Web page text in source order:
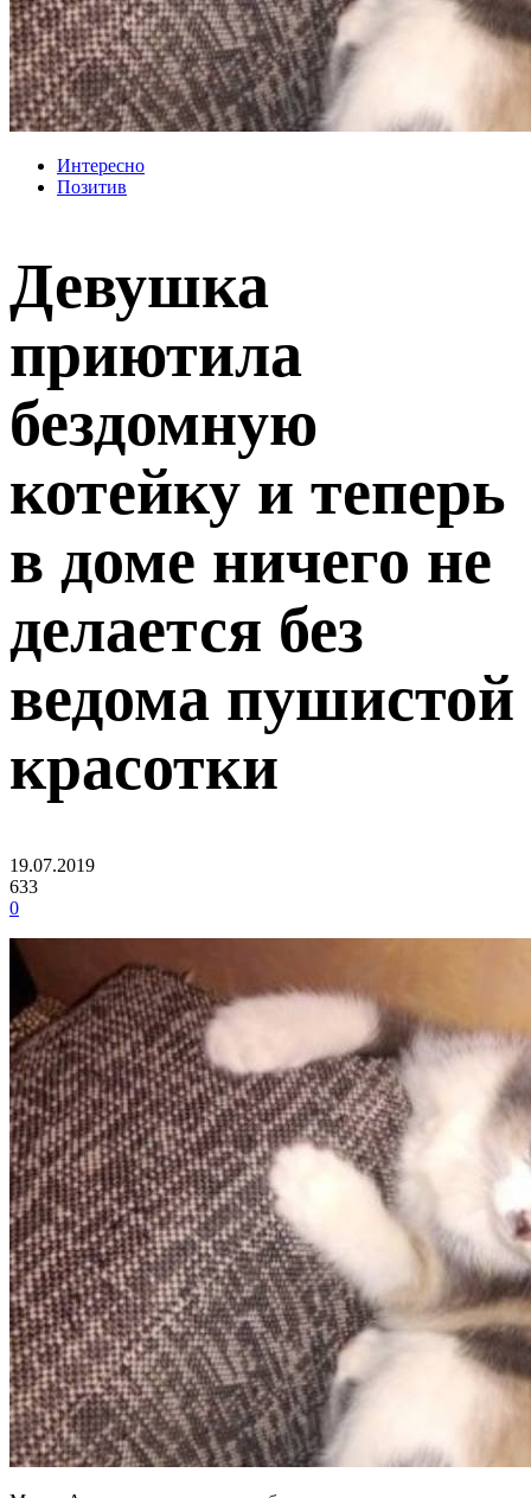
Интересно
Позитив
Девушка
приютила
бездомную
котейку и теперь
в доме ничего не
делается без
ведома пушистой
красотки
19.07.2019
633
0